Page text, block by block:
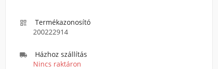

Termékazonosító
200222914

Házhoz szállítás
Nincs raktáron